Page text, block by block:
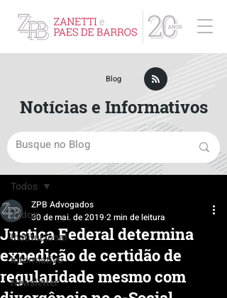
Post
Todos
Institucional
Informativo
Newsletter
Todos
Justiça Federal determina
expedição de certidão de
regularidade mesmo com
ZPB Advogados
30 de mai. de 2019 2 min de leitura
Blog
Notícias e Informativos